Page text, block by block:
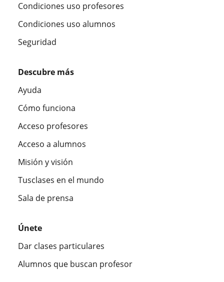
Condiciones uso profesores
Condiciones uso alumnos
Seguridad
Descubre más
Ayuda
Cómo funciona
Acceso profesores
Acceso a alumnos
Misión y visión
Tusclases en el mundo
Sala de prensa
Únete
Dar clases particulares
Alumnos que buscan profesor